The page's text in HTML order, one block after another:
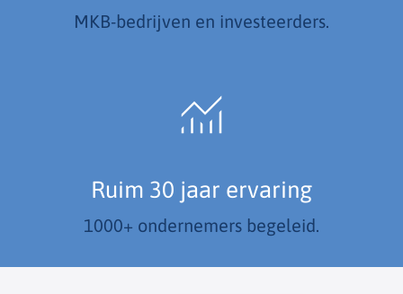
MKB-bedrijven en investeerders.
Ruim 30 jaar ervaring
1000+ ondernemers begeleid.